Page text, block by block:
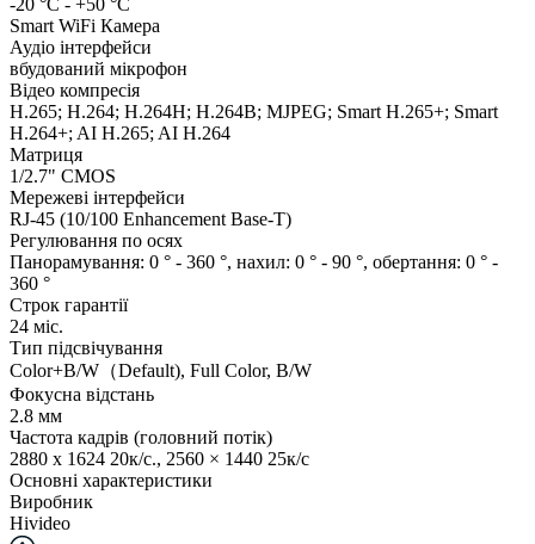
-20 °C - +50 °C
Smart WiFi Камера
Аудіо інтерфейси
вбудований мікрофон
Відео компресія
H.265; H.264; H.264H; H.264B; MJPEG; Smart H.265+; Smart
H.264+; AI H.265; AI H.264
Матриця
1/2.7" CMOS
Мережеві інтерфейси
RJ-45 (10/100 Enhancement Base-T)
Регулювання по осях
Панорамування: 0 ° - 360 °, нахил: 0 ° - 90 °, обертання: 0 ° -
360 °
Строк гарантії
24 міс.
Тип підсвічування
Color+B/W（Default), Full Color, B/W
Фокусна відстань
2.8 мм
Частота кадрів (головний потік)
2880 x 1624 20к/с., 2560 × 1440 25к/c
Основні характеристики
Виробник
Hivideo